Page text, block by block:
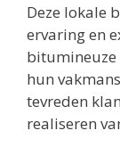
Deze lokale
ervaring en
bitumineuze
hun
tevreden
realiseren